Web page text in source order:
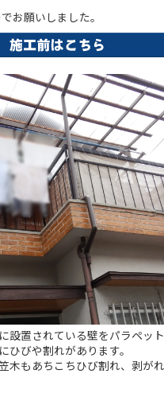
お願いしました。
設置されている壁をパラペッ
ひびや割れがあります。
木もあちこちひび割れ、剥が